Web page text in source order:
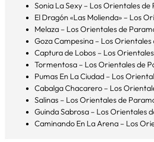
Sonia La Sexy – Los Orientales
El Dragón «Las Molienda» – Los
Melaza – Los Orientales de
Goza Campesina – Los
Captura de Lobos – Los
Tormentosa – Los Orientales de
Pumas En La Ciudad – Los
Cabalga Chacarero – Los
Salinas – Los Orientales de
Guinda Sabrosa – Los Orientales
Caminando En La Arena – Los